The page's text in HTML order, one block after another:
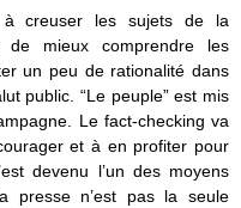
à creuser les sujets de la
de mieux comprendre les
un peu de rationalité dans
public. “Le peuple” est mis
Le fact-checking va
et à en profiter pour
devenu l’un des moyens
presse n’est pas la seule